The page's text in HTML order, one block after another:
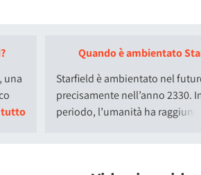
sistema solare e diventando una
possibilità per l'esplorazione e la
, una
Quando è ambientato
Starfield è ambientato nel
precisamente nell’anno 2330.
periodo, l’umanità ha